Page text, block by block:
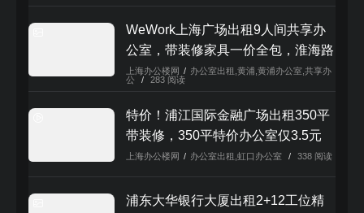
立即咨询报价WeWork上海广场出租9人间共享办
公室，带装修家具一价全包，淮海路
核心地段
上海办公楼网 / 办公室出租 黄浦 黄浦办公室 共享办
公
/ 283 阅读
特价！浦江国际金融广场出租350平
带装修，350平特价办公室仅3.5元
上海办公楼网 / 办公室出租 虹口办公室 / 338 阅读
浦东大华银行大厦出租2+12工位精